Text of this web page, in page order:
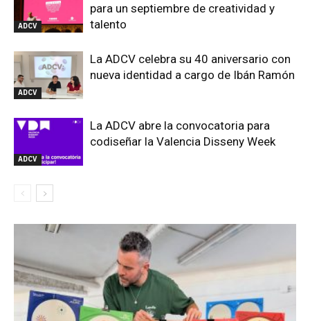
ADCV
para un septiembre de creatividad y
talento
ADCV
La ADCV celebra su 40 aniversario con
nueva identidad a cargo de Ibán Ramón
ADCV
La ADCV abre la convocatoria para
codiseñar la Valencia Disseny Week